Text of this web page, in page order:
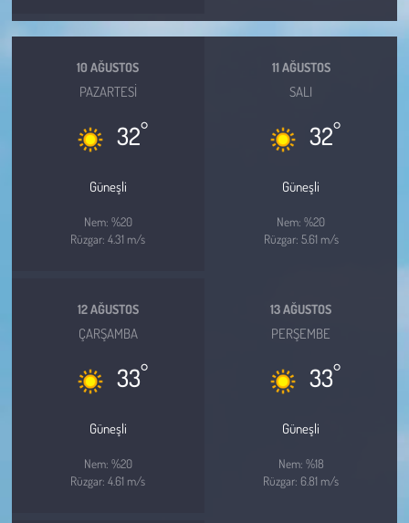
10 AĞUSTOS
PAZARTESI
32°
Güneşli
Nem: %20
Rüzgar: 4.31 m/s
11 AĞUSTOS
SALI
32°
Güneşli
Nem: %20
Rüzgar: 5.61 m/s
12 AĞUSTOS
ÇARŞAMBA
33°
Güneşli
Nem: %20
Rüzgar: 4.61 m/s
13 AĞUSTOS
PERŞEMBE
33°
Güneşli
Nem: %18
Rüzgar: 6.81 m/s
Kent